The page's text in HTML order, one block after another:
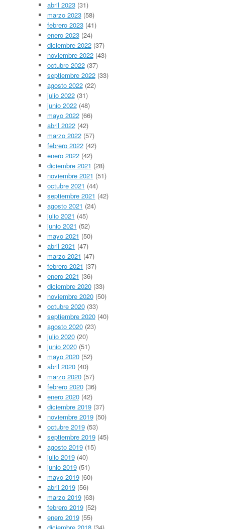
abril 2023(31)
marzo 2023(58)
febrero 2023(41)
enero 2023(24)
diciembre 2022(37)
noviembre 2022(43)
octubre 2022(37)
septiembre 2022(33)
agosto 2022(22)
julio 2022(31)
junio 2022(48)
mayo 2022(66)
abril 2022(42)
marzo 2022(57)
febrero 2022(42)
enero 2022(42)
diciembre 2021 (28)
noviembre 2021 (51)
octubre 2021 (44)
septiembre 2021 (42)
agosto 2021 (24)
julio 2021 (45)
junio 2021 (52)
mayo 2021 (50)
abril 2021 (47)
marzo 2021 (47)
febrero 2021 (37)
enero 2021 (36)
diciembre 2020(33)
noviembre 2020(50)
octubre 2020(33)
septiembre 2020(40)
agosto 2020(23)
julio 2020(20)
junio 2020(51)
mayo 2020(52)
abril 2020(40)
marzo 2020(57)
febrero 2020(36)
enero 2020(42)
diciembre 2019(37)
noviembre 2019(50)
octubre 2019(53)
septiembre 2019(45)
agosto 2019(15)
julio 2019(40)
junio 2019(51)
mayo 2019(60)
abril 2019(56)
marzo 2019(63)
febrero 2019(52)
enero 2019(55)